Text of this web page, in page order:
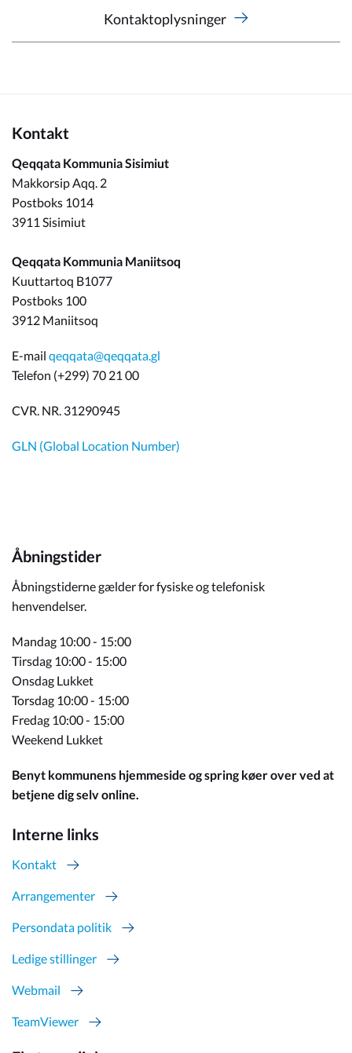
Kontaktoplysninger
Kontakt
Qeqqata Kommunia Sisimiut
Makkorsip Aqq. 2
Postboks 1014
3911 Sisimiut
Qeqqata Kommunia Maniitsoq
Kuuttartoq B1077
Postboks 100
3912 Maniitsoq
E-mail qeqqata@qeqqata.gl
Telefon (+299) 70 21 00
CVR. NR. 31290945
GLN (Global Location Number)
Åbningstider
Åbningstiderne gælder for fysiske og telefonisk
henvendelser.
Mandag 10:00 - 15:00
Tirsdag 10:00 - 15:00
Onsdag Lukket
Torsdag 10:00 - 15:00
Fredag 10:00 - 15:00
Weekend Lukket
Benyt kommunens hjemmeside og spring køer over ved at
betjene dig selv online.
Interne links
Kontakt
Arrangementer
Persondata politik
Ledige stillinger
Webmail
TeamViewer